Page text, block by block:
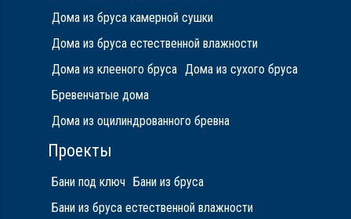
Дома из бруса камерной сушки
Дома из бруса естественной влажности
Дома из клееного бруса Дома из сухого бруса
Бревенчатые дома
Дома из оцилиндрованного бревна
Проекты
Бани под ключ Бани из бруса
Бани из бруса естественной влажности